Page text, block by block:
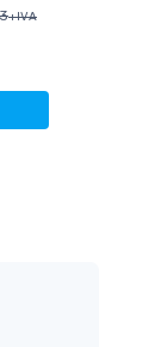
+IVA